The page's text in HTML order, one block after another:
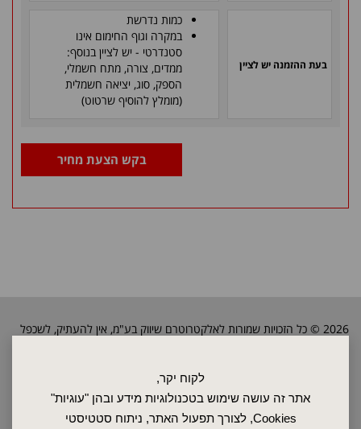
לקוח יקר,
אתר זה עושה שימוש בטכנולוגיות מידע ובהן "עוגיות"
Cookies, לצורך תפעול האתר, ניתוח סטטיסטי
בעת ההזמנה יש לציין
כמות נדרשת
במקרה וגוף החימום אינו
סטנדרטי - יש לציין בנוסף:
ממדים, צורה, מתח חשמלי,
הספק, סוג, יציאה חשמלית
(מומלץ להוסיף שרטוט)
בקש הצעת מחיר
2026 © כל הזכויות שמורות לאלקטרוטרם שיווק בע"מ, אין להעתיק, לשכפל
שרות ותחזוקה